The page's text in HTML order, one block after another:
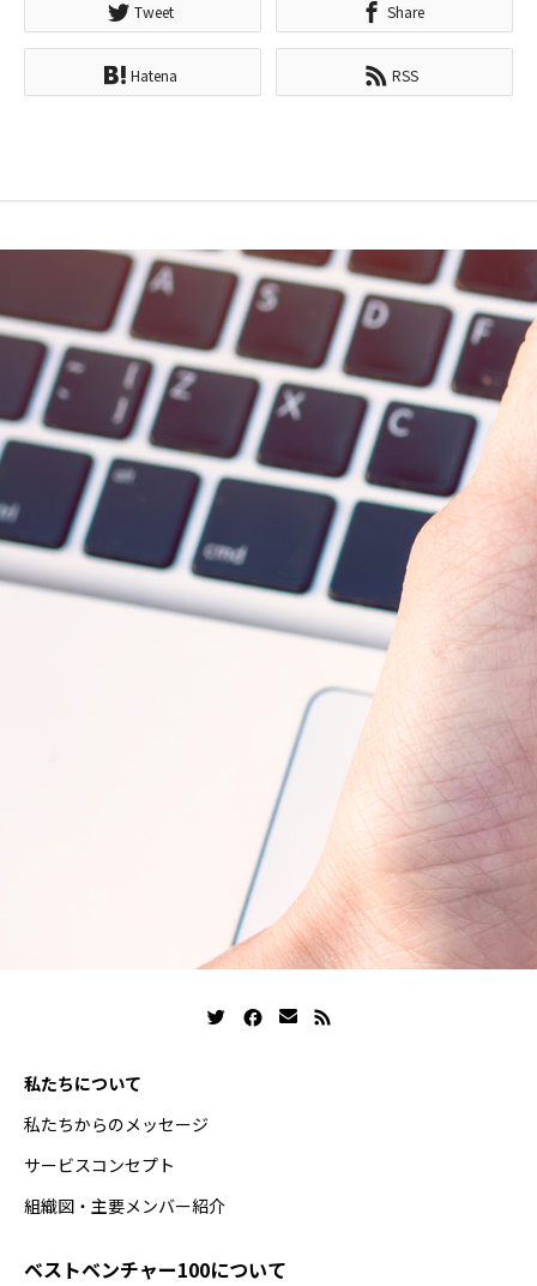
Tweet Share
Hatena RSS
私たちについて
私たちからのメッセージ
サービスコンセプト
組織図・主要メンバー紹介
ベストベンチャー100について